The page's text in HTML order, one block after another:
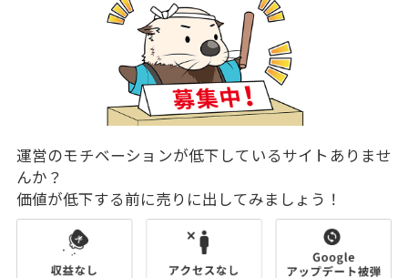
運営のモチベーションが低下しているサイトありませ
んか？
価値が低下する前に売りに出してみましょう！